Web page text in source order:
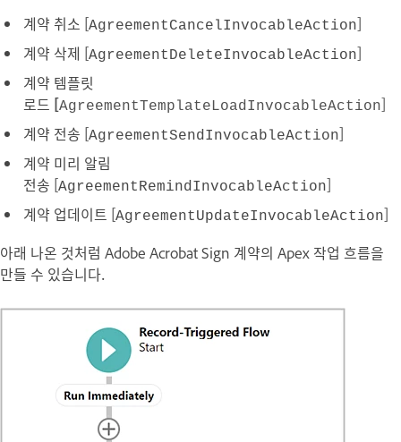
계약 취소 [AgreementCancelInvocableAction]
계약 삭제 [AgreementDeleteInvocableAction]
계약 템플릿
로드 [AgreementTemplateLoadInvocableAction]
계약 전송 [AgreementSendInvocableAction]
계약 미리 알림
전송 [AgreementRemindInvocableAction]
계약 업데이트 [AgreementUpdateInvocableAction]
아래 나온 것처럼 Adobe Acrobat Sign 계약의 Apex 작업 흐름을
만들 수 있습니다.